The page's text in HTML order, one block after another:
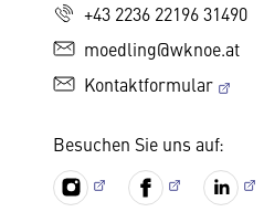
+43 2236 22196 31490
moedling@wknoe.at
Kontaktformular
Besuchen Sie uns auf: